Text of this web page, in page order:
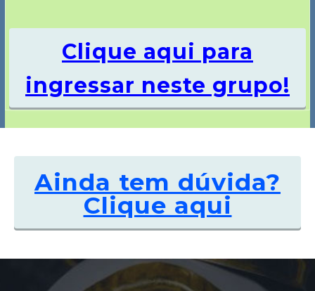
Clique aqui para
ingressar neste grupo!
Ainda tem dúvida?
Clique aqui